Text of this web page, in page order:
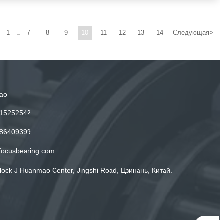
1 ... 7 8 9 10 11 12 13 14 Следующая>
J Huanmao Center, Jingshi Road, Цзинань, Китай.